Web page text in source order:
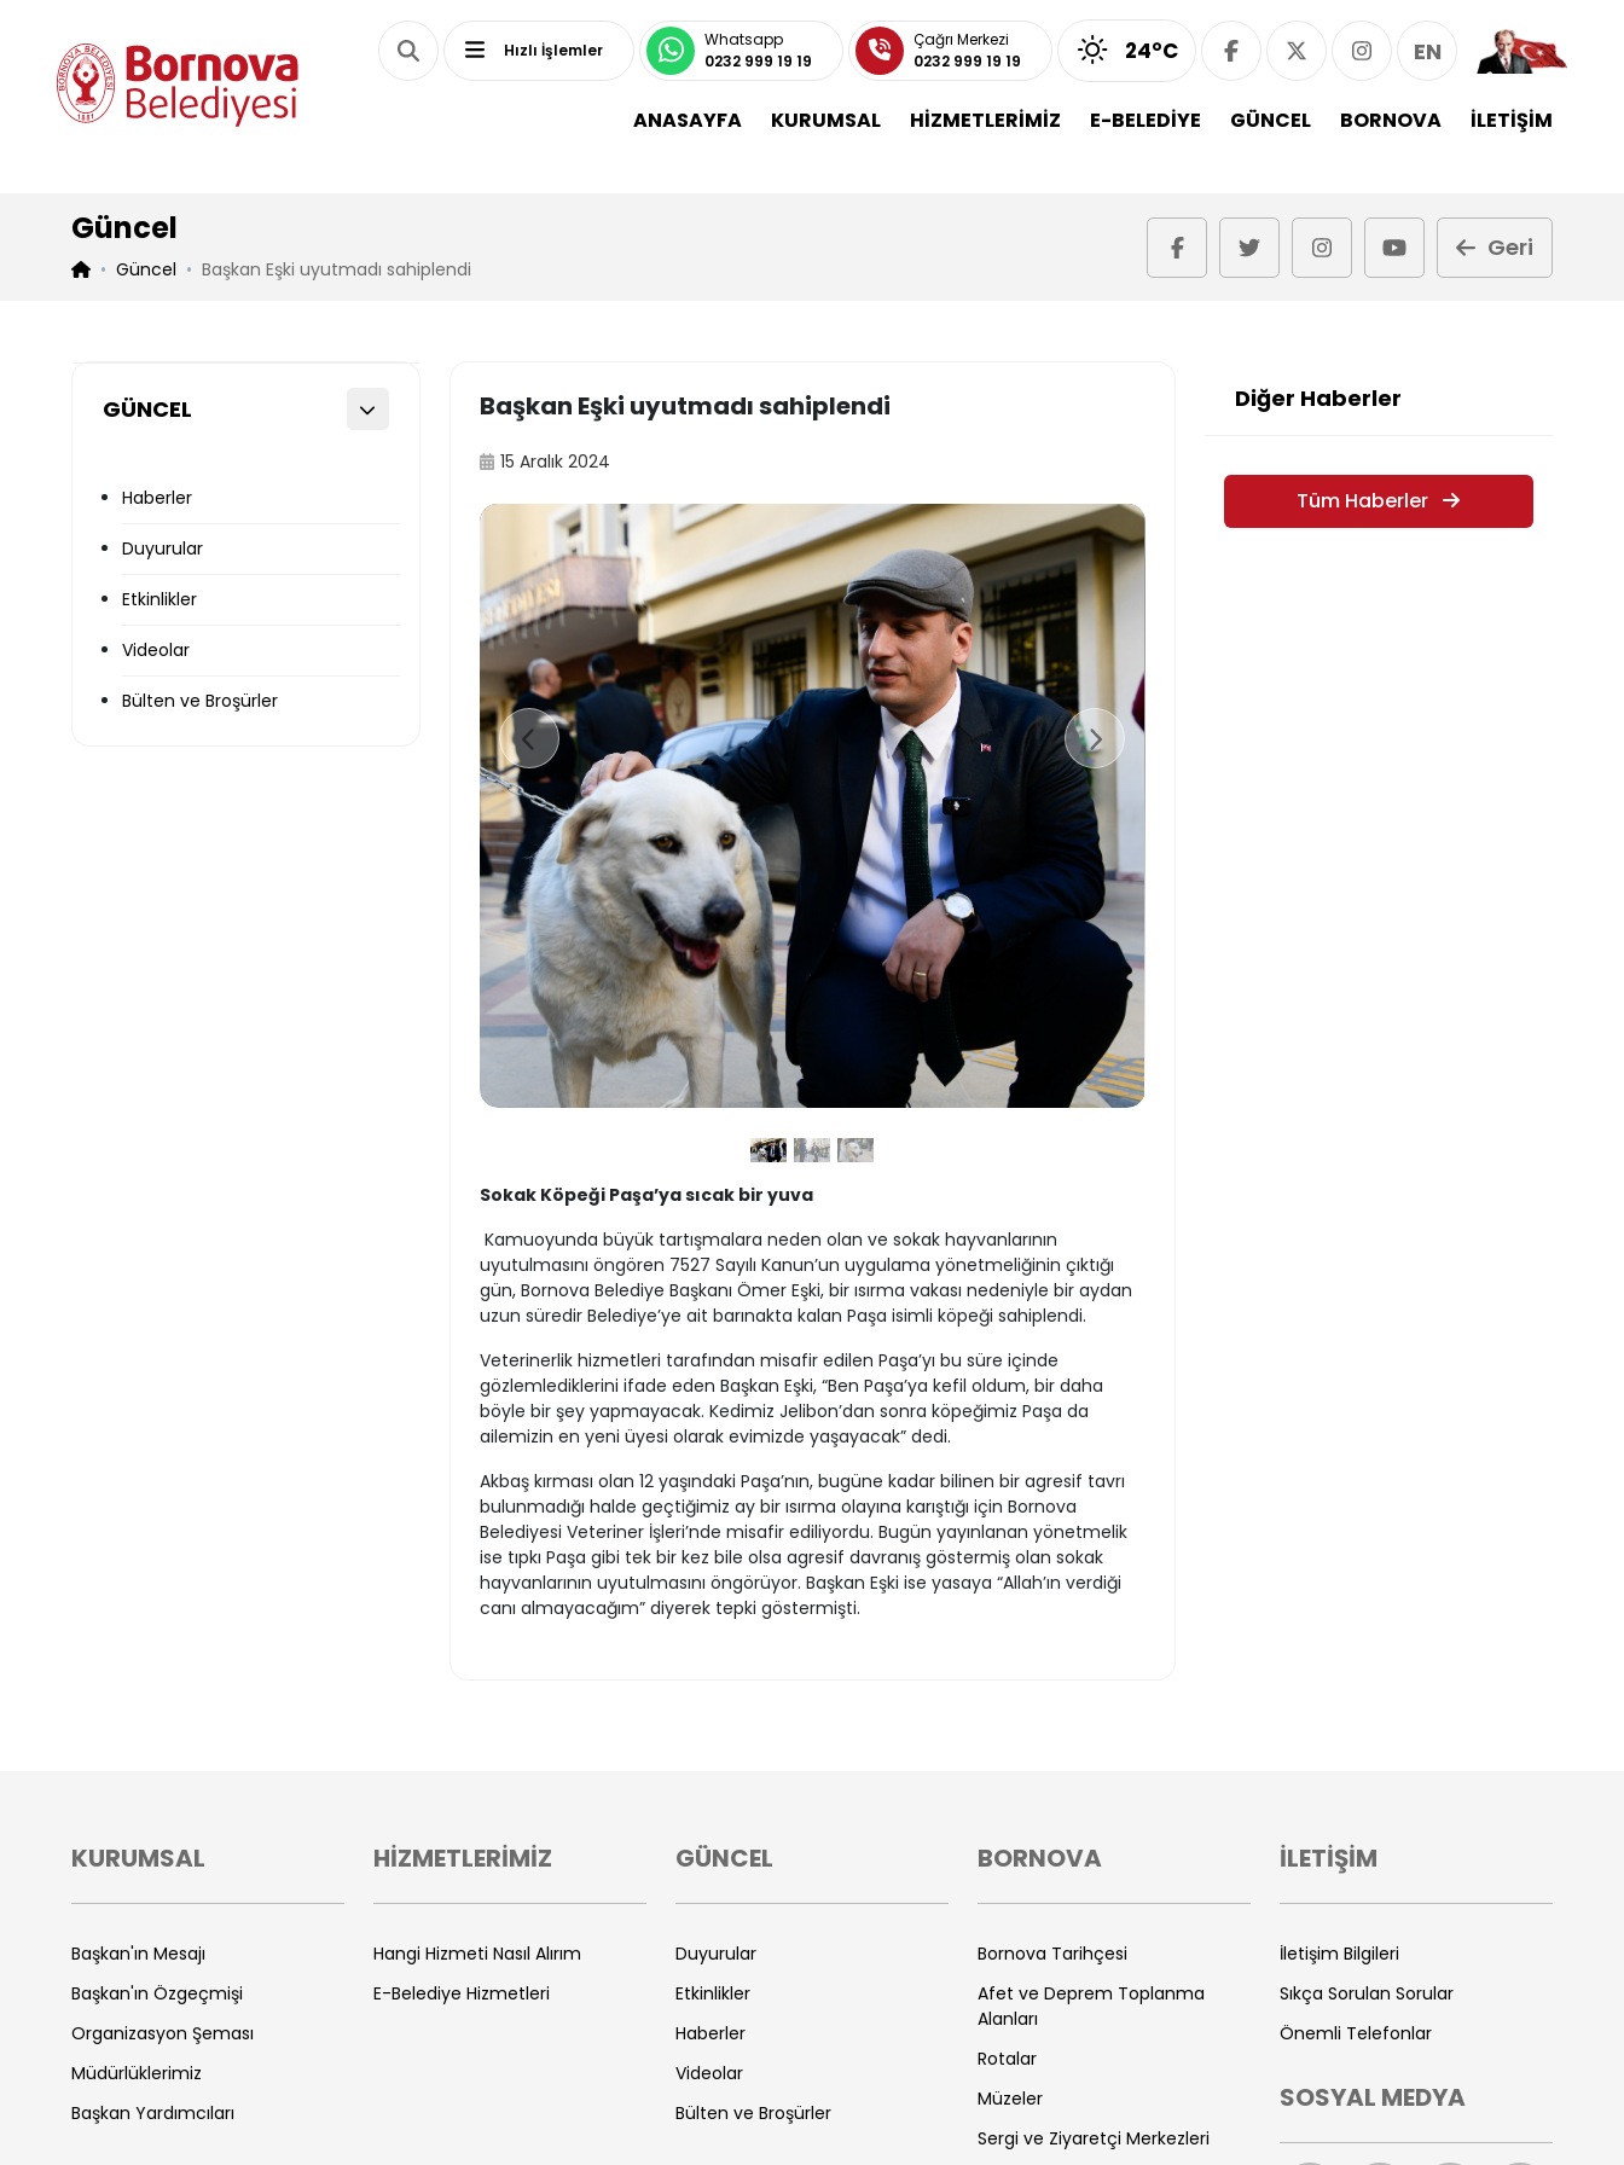
Hızlı İşlemler
Whatsapp
0232 999 19 19
Çağrı Merkezi
0232 999 19 19
24°C EN
ANASAYFA KURUMSAL HİZMETLERİMİZ E-BELEDİYE GÜNCEL BORNOVA İLETİŞİM
Güncel
Güncel Başkan Eşki uyutmadı sahiplendi
Geri
GÜNCEL
Haberler
Duyurular
Etkinlikler
Videolar
Bülten ve Broşürler
Başkan Eşki uyutmadı sahiplendi
15 Aralık 2024
Sokak Köpeği Paşa’ya sıcak bir yuva
Kamuoyunda büyük tartışmalara neden olan ve sokak hayvanlarının
uyutulmasını öngören 7527 Sayılı Kanun’un uygulama yönetmeliğinin çıktığı
gün, Bornova Belediye Başkanı Ömer Eşki, bir ısırma vakası nedeniyle bir aydan
uzun süredir Belediye’ye ait barınakta kalan Paşa isimli köpeği sahiplendi.
Veterinerlik hizmetleri tarafından misafir edilen Paşa’yı bu süre içinde
gözlemlediklerini ifade eden Başkan Eşki, “Ben Paşa’ya kefil oldum, bir daha
böyle bir şey yapmayacak. Kedimiz Jelibon’dan sonra köpeğimiz Paşa da
ailemizin en yeni üyesi olarak evimizde yaşayacak” dedi.
Akbaş kırması olan 12 yaşındaki Paşa’nın, bugüne kadar bilinen bir agresif tavrı
bulunmadığı halde geçtiğimiz ay bir ısırma olayına karıştığı için Bornova
Belediyesi Veteriner İşleri’nde misafir ediliyordu. Bugün yayınlanan yönetmelik
ise tıpkı Paşa gibi tek bir kez bile olsa agresif davranış göstermiş olan sokak
hayvanlarının uyutulmasını öngörüyor. Başkan Eşki ise yasaya “Allah’ın verdiği
canı almayacağım” diyerek tepki göstermişti.
Diğer Haberler
Tüm Haberler
KURUMSAL
Başkan'ın Mesajı
Başkan'ın Özgeçmişi
Organizasyon Şeması
Müdürlüklerimiz
Başkan Yardımcıları
HİZMETLERİMİZ
Hangi Hizmeti Nasıl Alırım
E-Belediye Hizmetleri
GÜNCEL
Duyurular
Etkinlikler
Haberler
Videolar
Bülten ve Broşürler
BORNOVA
Bornova Tarihçesi
Afet ve Deprem Toplanma
Alanları
Rotalar
Müzeler
Sergi ve Ziyaretçi Merkezleri
İLETİŞİM
İletişim Bilgileri
Sıkça Sorulan Sorular
Önemli Telefonlar
SOSYAL MEDYA